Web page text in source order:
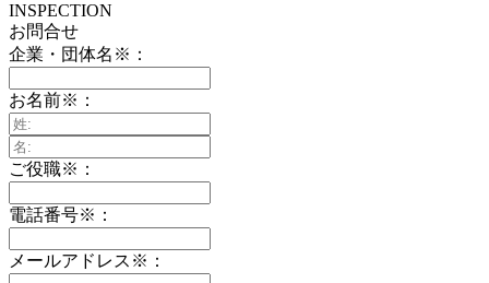
INSPECTION
お問合せ
企業・団体名 ※ ：
お名前※ ：
ご役職※ ：
電話番号※ ：
メールアドレス ※ ：